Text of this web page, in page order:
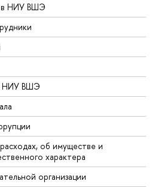
в НИУ ВШЭ
НИУ ВШЭ
об имуществе и
характера
организации